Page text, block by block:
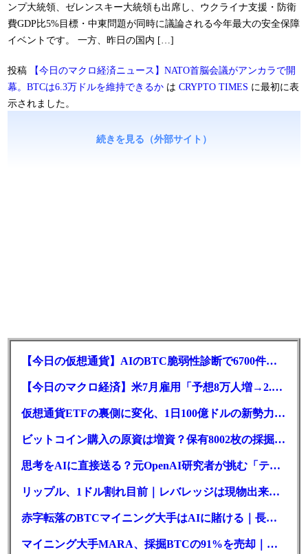
ンプ大統領、ゼレンスキー大統領も出席し、ウクライナ支援・防衛
費GDP比5%目標・中東問題が同時に議論される今年最大の安全保障
イベントです。 一方、昨日の国内 […]
投稿
【今日のマクロ経済ニュース】NATO首脳会議がアンカラで開
幕。BTCは6.3万ドルを維持できるか は CRYPTO TIMES に最初に表
示されました。
続きを見る（外部サイト）
【今日の仮想通貨】AIのBTC脆弱性診断で6700件の指摘。赤字マイニング企業はAIに賭ける
【今日のマクロ経済】米7月雇用「予想8万人増→2.3万人減」で利上げ観測後退
仮想通貨ETFの裏側に変化、1日100億ドルの新勢力がSEC登録
ビットコイン購入の原資は増資？保有8002枚の採掘企業の実態とは
思考をAIに直接送る？元OpenAI研究者が挑む「テレパシー」開発とは
リップル、1ドル割れ目前｜レバレッジは現物出来高の6倍超
赤字転落のBTCマイニング大手はAIに賭ける｜長期負債17.8億ドル
マイニング大手MARA、採掘BTCの91%を売却｜純損失6億ドル